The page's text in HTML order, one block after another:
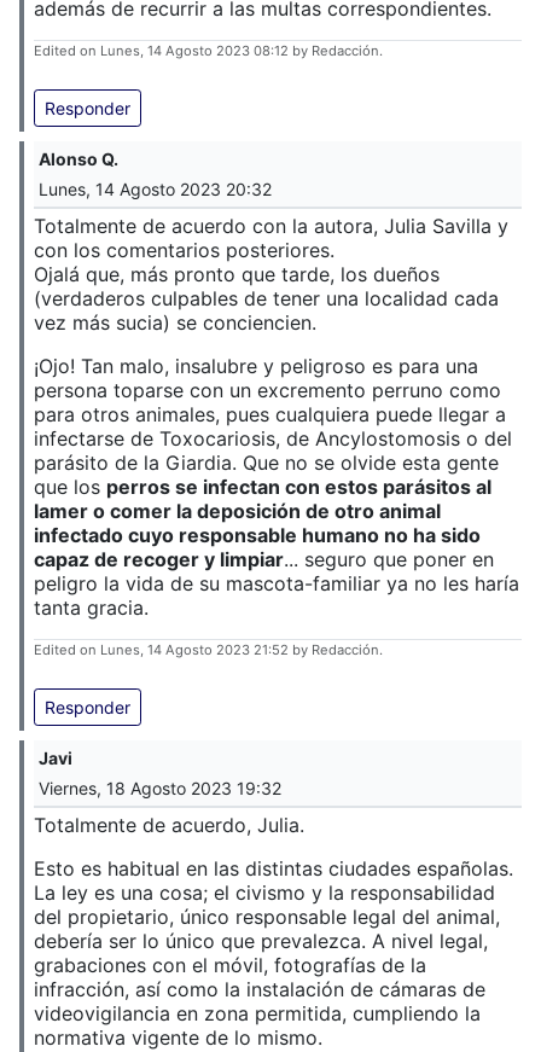
además de recurrir a las multas correspondientes.
Edited on Lunes, 14 Agosto 2023 08:12 by Redacción.
Responder
Alonso Q.
Lunes, 14 Agosto 2023 20:32
Totalmente de acuerdo con la autora, Julia Savilla y
con los comentarios posteriores.
Ojalá que, más pronto que tarde, los dueños
(verdaderos culpables de tener una localidad cada
vez más sucia) se conciencien.
¡Ojo! Tan malo, insalubre y peligroso es para una
persona toparse con un excremento perruno como
para otros animales, pues cualquiera puede llegar a
infectarse de Toxocariosis, de Ancylostomosis o del
parásito de la Giardia. Que no se olvide esta gente
que los perros se infectan con estos parásitos al
lamer o comer la deposición de otro animal
infectado cuyo responsable humano no ha sido
capaz de recoger y limpiar... seguro que poner en
peligro la vida de su mascota-familiar ya no les haría
tanta gracia.
Edited on Lunes, 14 Agosto 2023 21:52 by Redacción.
Responder
Javi
Viernes, 18 Agosto 2023 19:32
Totalmente de acuerdo, Julia.
Esto es habitual en las distintas ciudades españolas.
La ley es una cosa; el civismo y la responsabilidad
del propietario, único responsable legal del animal,
debería ser lo único que prevalezca. A nivel legal,
grabaciones con el móvil, fotografías de la
infracción, así como la instalación de cámaras de
videovigilancia en zona permitida, cumpliendo la
normativa vigente de lo mismo.